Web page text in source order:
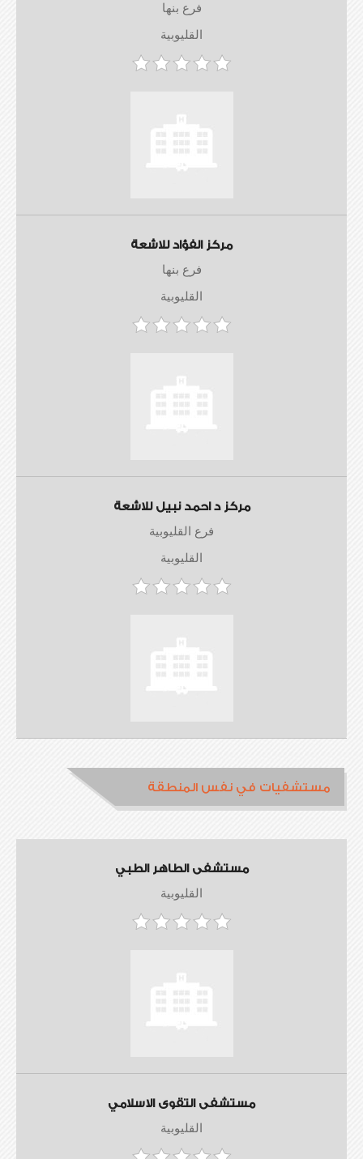
فرع بنها
القليوبية
مركز الفؤاد للاشعة
فرع بنها
القليوبية
مركز د احمد نبيل للاشعة
فرع القليوبية
القليوبية
مستشفيات في نفس المنطقة
مستشفى الطاهر الطبي
القليوبية
مستشفى التقوى الاسلامي
القليوبية